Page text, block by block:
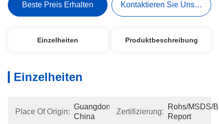
Beste Preis Erhalten Kontaktieren Sie Uns Jetzt
Einzelheiten Produktbeschreibung
Einzelheiten
Place Of Origin:
Guangdong,
China
Zertifizierung:
Rohs/MSDS/
Report